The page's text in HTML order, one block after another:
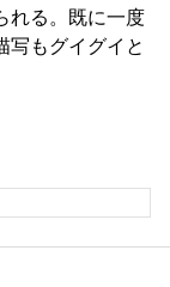
れる。既に一度
写もグイグイと